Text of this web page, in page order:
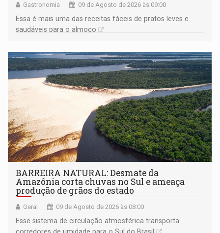
Gastronomia 09 de Agosto de 2026 às 09:00
Essa é mais uma das receitas fáceis de pratos leves e
saudáveis para o almoço
BARREIRA NATURAL: Desmate da
Amazônia corta chuvas no Sul e ameaça
produção de grãos do estado
Geral 09 de Agosto de 2026 às 08:00
Esse sistema de circulação atmosférica transporta